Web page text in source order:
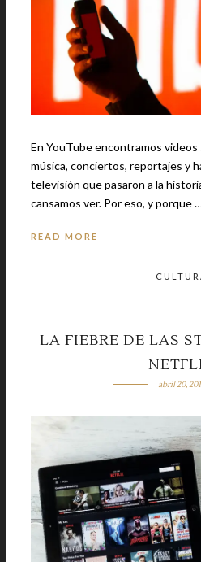
En YouTube encontramos
música, conciertos, reportajes y
televisión que pasaron a la
cansamos ver. Por eso, y porque
READ MORE
LA FIEBRE DE LAS
abril 20,